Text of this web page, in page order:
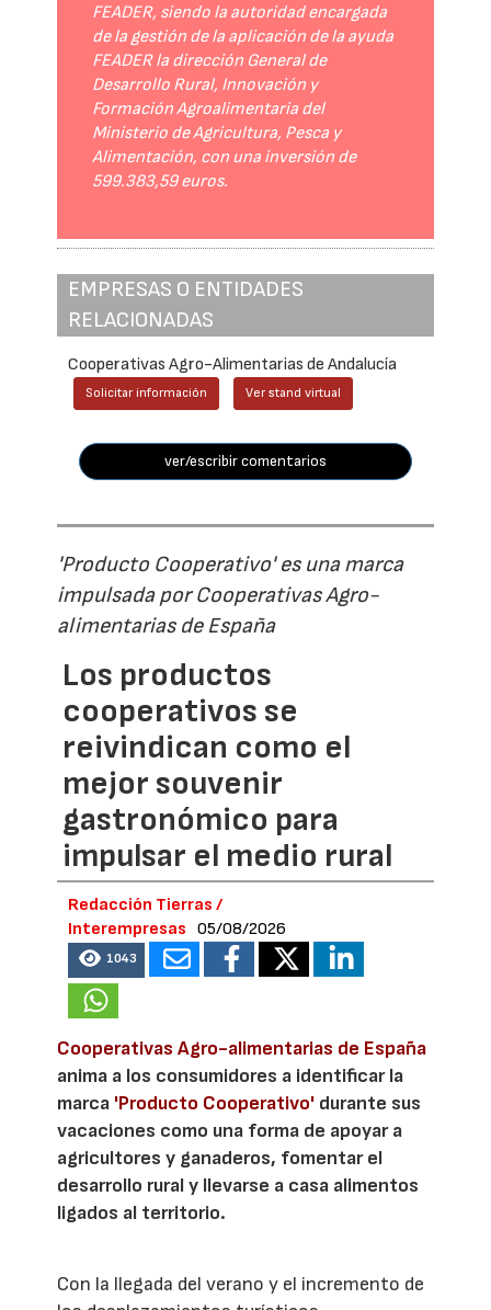
FEADER, siendo la autoridad encargada
de la gestión de la aplicación de la ayuda
FEADER la dirección General de
Desarrollo Rural, Innovación y
Formación Agroalimentaria del
Ministerio de Agricultura, Pesca y
Alimentación, con una inversión de
599.383,59 euros.
EMPRESAS O ENTIDADES
RELACIONADAS
Cooperativas Agro-Alimentarias de Andalucía
Solicitar información Ver stand virtual
ver/escribir comentarios
'Producto Cooperativo' es una marca
impulsada por Cooperativas Agro-
alimentarias de España
Los productos
cooperativos se
reivindican como el
mejor souvenir
gastronómico para
impulsar el medio rural
Redacción Tierras /
Interempresas
05/08/2026
1043
Cooperativas Agro-alimentarias de España
anima a los consumidores a identificar la
marca 'Producto Cooperativo' durante sus
vacaciones como una forma de apoyar a
agricultores y ganaderos, fomentar el
desarrollo rural y llevarse a casa alimentos
ligados al territorio.
Con la llegada del verano y el incremento de